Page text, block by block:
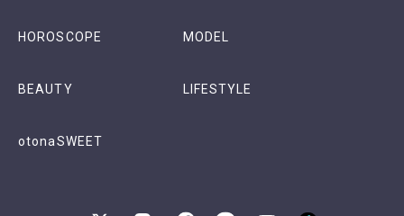
HOROSCOPE MODEL
BEAUTY LIFESTYLE
otonaSWEET